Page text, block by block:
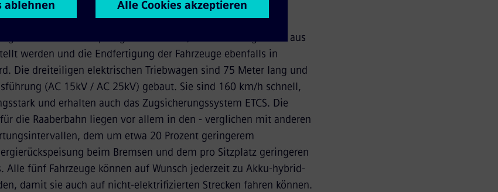
Österreich, Umweltschutz und hohe Wirtschaftlichkeit
Wertschöpfung in Österreich, weil 30 Drehgestelle aus
werden und die Endfertigung der Fahrzeuge ebenfalls in
Die dreiteiligen elektrischen Triebwagen sind 75 Meter lang und
(AC 15kV / AC 25kV) gebaut. Sie sind 160 km/h schnell,
und erhalten auch das Zugsicherungssystem ETCS. Die
die Raaberbahn liegen vor allem in den - verglichen mit anderen
dem um etwa 20 Prozent geringerem
beim Bremsen und dem pro Sitzplatz geringeren
Alle fünf Fahrzeuge können auf Wunsch jederzeit zu Akku-hybrid-
damit sie auch auf nicht-elektrifizierten Strecken fahren können.